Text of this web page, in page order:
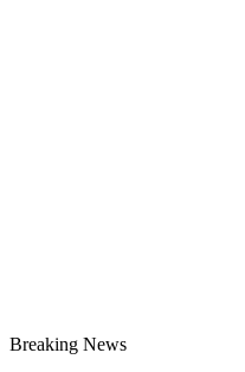
Breaking News